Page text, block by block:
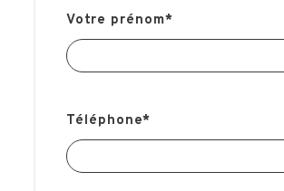
Votre prénom*
Téléphone*
LES OPTIONS
INFOS PRATIQUES